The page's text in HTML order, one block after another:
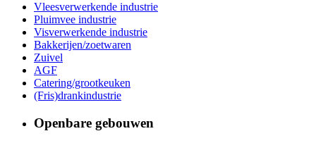
Vleesverwerkende industrie
Pluimvee industrie
Visverwerkende industrie
Bakkerijen/zoetwaren
Zuivel
AGF
Catering/grootkeuken
(Fris)drankindustrie
Openbare gebouwen